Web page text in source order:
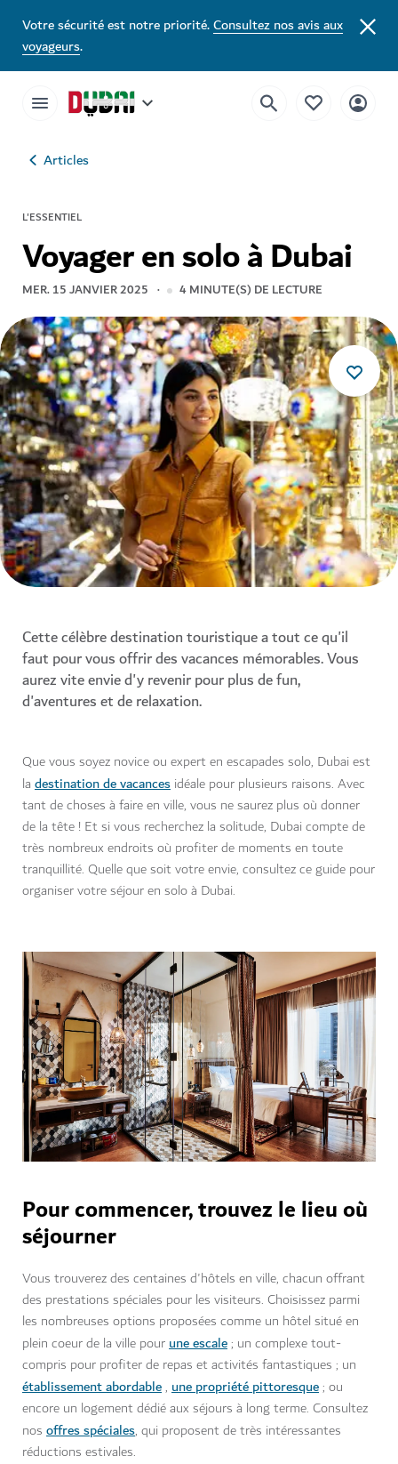
Votre sécurité est notre priorité.Consultez nos avis aux
voyageurs.
Articles
L'ESSENTIEL
Voyager en solo à Dubai
MER. 15 JANVIER 2025 4MINUTE(S) DE LECTURE
Cette célèbre destination touristique a tout ce qu'il
faut pour vous offrir des vacances mémorables. Vous
aurez vite envie d'y revenir pour plus de fun,
d'aventures et de relaxation.
Que vous soyez novice ou expert en escapades solo, Dubai est
la destination de vacances idéale pour plusieurs raisons. Avec
tant de choses à faire en ville, vous ne saurez plus où donner
de la tête ! Et si vous recherchez la solitude, Dubai compte de
très nombreux endroits où profiter de moments en toute
tranquillité. Quelle que soit votre envie, consultez ce guide pour
organiser votre séjour en solo à Dubai.
Pour commencer, trouvez le lieu où
séjourner
Vous trouverez des centaines d'hôtels en ville, chacun offrant
des prestations spéciales pour les visiteurs. Choisissez parmi
les nombreuses options proposées comme un hôtel situé en
plein coeur de la ville pourune escale; un complexe tout-
compris pour profiter de repas et activités fantastiques ; un
établissement abordable, une propriété pittoresque; ou
encore un logement dédié aux séjours à long terme. Consultez
nos offres spéciales, qui proposent de très intéressantes
réductions estivales.